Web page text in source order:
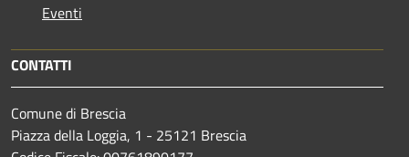
Eventi
CONTATTI
Comune di Brescia
Piazza della Loggia, 1 - 25121 Brescia